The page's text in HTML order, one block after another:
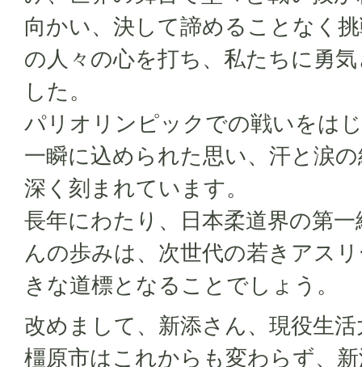
向かい、決して諦めることなく
の人々の心を打ち、私たちに勇
した。
パリオリンピックでの戦いをは
一瞬に込められた思い、汗と涙
深く刻まれています。
長年にわたり、日本柔道界の第
んの歩みは、次世代の若きアス
きな道標となることでしょう。
改めまして、新添さん、現役生
橿原市はこれからも変わらず、